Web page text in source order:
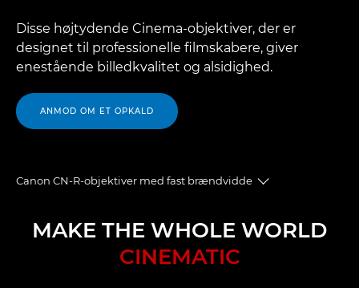
Disse højtydende Cinema-objektiver, der er
designet til professionelle filmskabere, giver
enestående billedkvalitet og alsidighed.
ANMOD OM ET OPKALD
Canon CN-R-objektiver med fast brændvidde
Toggle
Oversigt
MAKE THE WHOLE WORLD
CINEMATIC